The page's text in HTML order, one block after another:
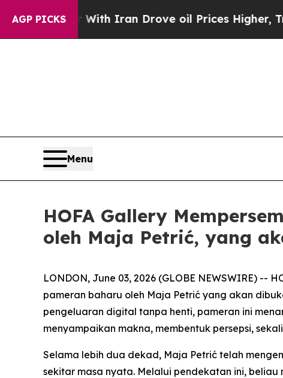
AGP PICKS
As war With Iran Drove oil Prices Higher,
Menu
HOFA Gallery
oleh Maja Petrić, yang
LONDON, June 03, 2026 (GLOBE NEWSWIRE) --
pameran baharu oleh Maja Petrić yang akan
pengeluaran digital tanpa henti, pameran ini
menyampaikan makna, membentuk persepsi,
Selama lebih dua dekad, Maja Petrić telah
sekitar masa nyata. Melalui pendekatan ini,